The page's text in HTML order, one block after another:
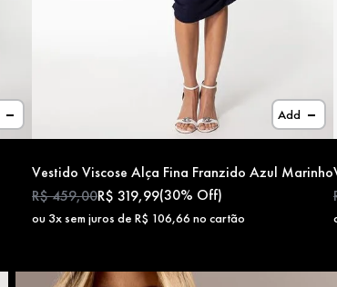
Add
Vestido Viscose Alça Fina Franzido Azul Marinho
R$459,00R$ 319,99(30% Off)
ou 3x sem juros de R$ 106,66 no cartão